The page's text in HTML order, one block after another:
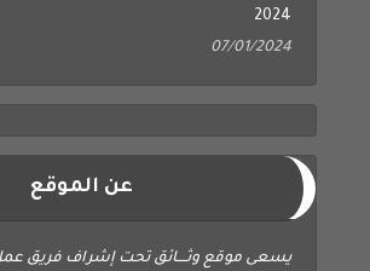
2024
07/01/2024
عن الموقع
يسعى موقع وثــــائق تحت إشراف فريق